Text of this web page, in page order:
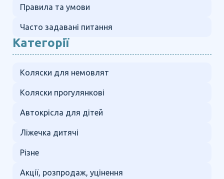
Правила та умови
Часто задавані питання
Категорії
Коляски для немовлят
Коляски прогулянкові
Автокрісла для дітей
Ліжечка дитячі
Різне
Акції, розпродаж, уцінення